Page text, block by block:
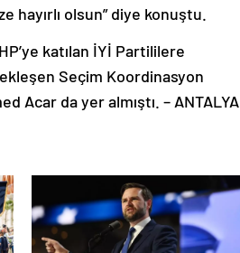
hayırlı olsun” diye konuştu.
katılan İYİ Partililere
Seçim Koordinasyon
Acar da yer almıştı. – ANTALYA